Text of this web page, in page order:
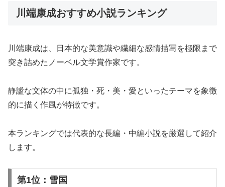
川端康成おすすめ小説ランキング
川端康成は、日本的な美意識や繊細な感情描写を極限まで
突き詰めたノーベル文学賞作家です。
静謐な文体の中に孤独・死・美・愛といったテーマを象徴
的に描く作風が特徴です。
本ランキングでは代表的な長編・中編小説を厳選して紹介
します。
第1位：雪国